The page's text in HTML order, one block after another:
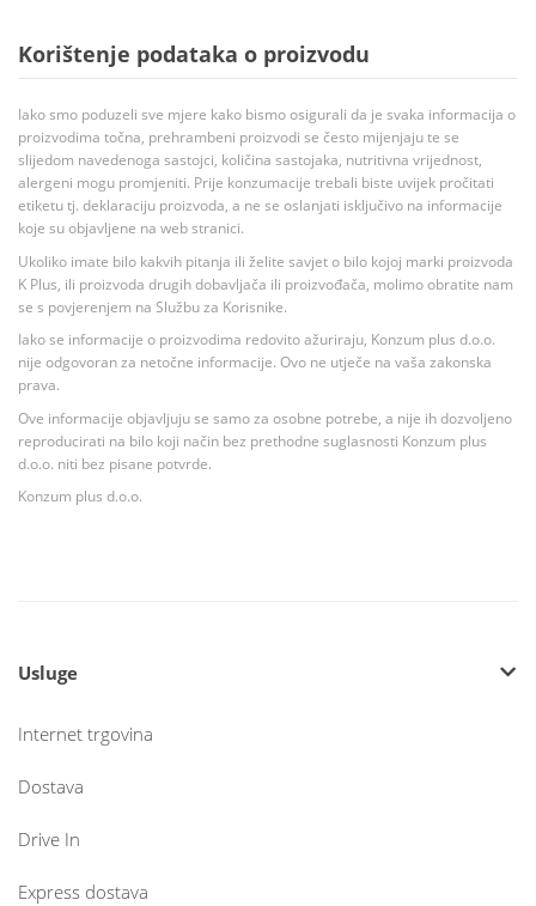
Korištenje podataka o proizvodu
Iako smo poduzeli sve mjere kako bismo osigurali da je svaka informacija o
proizvodima točna, prehrambeni proizvodi se često mijenjaju te se
slijedom navedenoga sastojci, količina sastojaka, nutritivna vrijednost,
alergeni mogu promjeniti. Prije konzumacije trebali biste uvijek pročitati
etiketu tj. deklaraciju proizvoda, a ne se oslanjati isključivo na informacije
koje su objavljene na web stranici.
Ukoliko imate bilo kakvih pitanja ili želite savjet o bilo kojoj marki proizvoda
K Plus, ili proizvoda drugih dobavljača ili proizvođača, molimo obratite nam
se s povjerenjem na Službu za Korisnike.
Iako se informacije o proizvodima redovito ažuriraju, Konzum plus d.o.o.
nije odgovoran za netočne informacije. Ovo ne utječe na vaša zakonska
prava.
Ove informacije objavljuju se samo za osobne potrebe, a nije ih dozvoljeno
reproducirati na bilo koji način bez prethodne suglasnosti Konzum plus
d.o.o. niti bez pisane potvrde.
Konzum plus d.o.o.
Usluge
Internet trgovina
Dostava
Drive In
Express dostava